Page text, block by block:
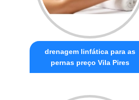
drenagem linfática para as
pernas preço Vila Pires